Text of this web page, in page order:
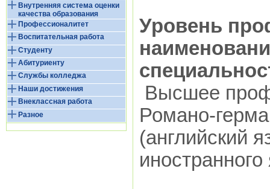
Внутренняя система оценки
качества образования
Профессионалитет
Воспитательная работа
Студенту
Абитуриенту
Службы колледжа
Наши достижения
Внеклассная работа
Разное
Уровень
Высшее
Романо-
(английский